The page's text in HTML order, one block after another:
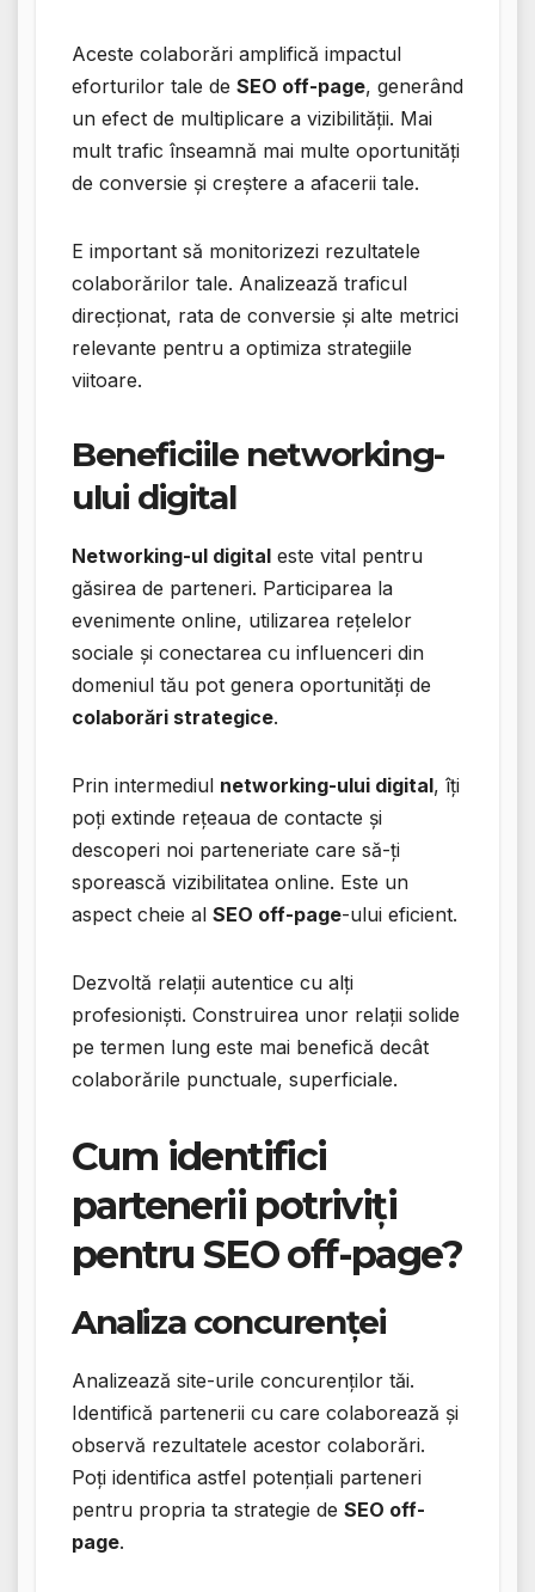
Aceste colaborări amplifică impactul
eforturilor tale de SEO off-page, generând
un efect de multiplicare a vizibilității. Mai
mult trafic înseamnă mai multe oportunități
de conversie și creștere a afacerii tale.
E important să monitorizezi rezultatele
colaborărilor tale. Analizează traficul
direcționat, rata de conversie și alte metrici
relevante pentru a optimiza strategiile
viitoare.
Beneficiile networking-
ului digital
Networking-ul digital este vital pentru
găsirea de parteneri. Participarea la
evenimente online, utilizarea rețelelor
sociale și conectarea cu influenceri din
domeniul tău pot genera oportunități de
colaborări strategice.
Prin intermediul networking-ului digital, îți
poți extinde rețeaua de contacte și
descoperi noi parteneriate care să-ți
sporească vizibilitatea online. Este un
aspect cheie al SEO off-page-ului eficient.
Dezvoltă relații autentice cu alți
profesioniști. Construirea unor relații solide
pe termen lung este mai benefică decât
colaborările punctuale, superficiale.
Cum identifici
partenerii potriviți
pentru SEO off-page?
Analiza concurenței
Analizează site-urile concurenților tăi.
Identifică partenerii cu care colaborează și
observă rezultatele acestor colaborări.
Poți identifica astfel potențiali parteneri
pentru propria ta strategie de SEO off-
page.